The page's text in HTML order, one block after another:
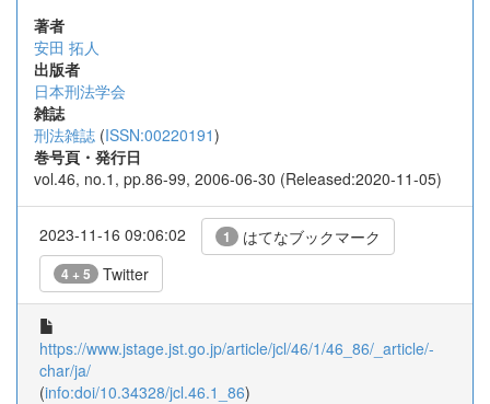
著者
安田 拓人
出版者
日本刑法学会
雑誌
刑法雑誌 (ISSN:00220191)
巻号頁・発行日
vol.46, no.1, pp.86-99, 2006-06-30 (Released:2020-11-05)
2023-11-16 09:06:02 1 はてなブックマーク
4 + 5 Twitter
https://www.jstage.jst.go.jp/article/jcl/46/1/46_86/_article/-
char/ja/
(info:doi/10.34328/jcl.46.1_86)